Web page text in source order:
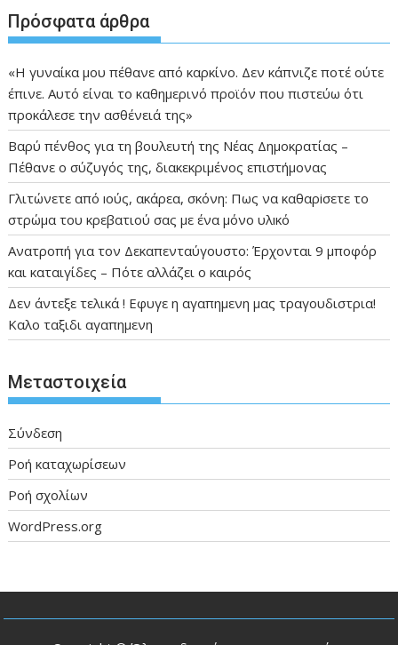
Πρόσφατα άρθρα
«Η γυναίκα μου πέθανε από καρκίνο. Δεν κάπνιζε ποτέ ούτε
έπινε. Αυτό είναι το καθημερινό προϊόν που πιστεύω ότι
προκάλεσε την ασθένειά της»
Βαρύ πένθος για τη βουλευτή της Νέας Δημοκρατίας –
Πέθανε ο σύζυγός της, διακεκριμένος επιστήμονας
Γλιτώνετε από ıούς, ακάρεα, σκόνη: Πως να καθαρiσετε το
στρώμα του κρεβατιού σας με ένα μόνο υλıκό
Ανατροπή για τον Δεκαπενταύγουστο: Έρχονται 9 μποφόρ
και καταιγίδες – Πότε αλλάζει ο καιρός
Δεν άντεξε τελικά ! Εφυγε η αγαπημενη μας τραγουδιστρια!
Καλο ταξιδι αγαπημενη
Μεταστοιχεία
Σύνδεση
Ροή καταχωρίσεων
Ροή σχολίων
WordPress.org